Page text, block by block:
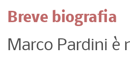
Breve biografia
Marco Pardini è